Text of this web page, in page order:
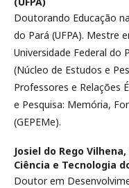
Doutorando Educação
do Pará (UFPA). Mestre
Universidade Federal do
(Núcleo de Estudos e
Professores e Relações
e Pesquisa: Memória,
(GEPEMe).
Josiel do Rego Vilhena,
Ciência e Tecnologia
Doutor em